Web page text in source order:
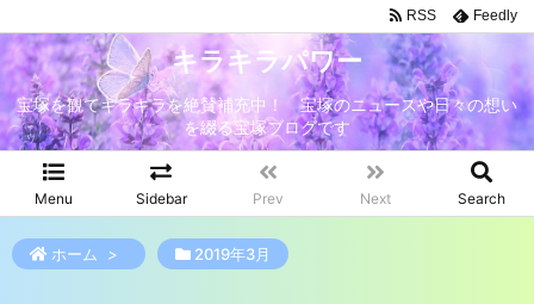
キラキラパワー
宝塚を観てキラキラを絶賛補充中！ 宝塚のニュースや日々の想い
を綴る宝塚ブログです
Menu Sidebar Prev Next Search
RSS Feedly
ホーム > 2019年3月